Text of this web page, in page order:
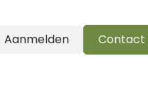
Aanmelden
Contact